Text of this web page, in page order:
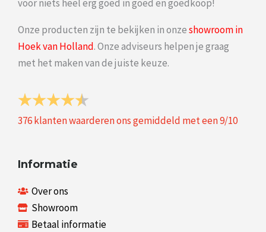
voor niets heel erg goed in goed en goedkoop!
Onze producten zijn te bekijken in onzeshowroom in
Hoek van Holland. Onze adviseurs helpen je graag
met het maken van de juiste keuze.
376klanten waarderen ons gemiddeld met een9/10
Informatie
Over ons
Showroom
Betaal informatie